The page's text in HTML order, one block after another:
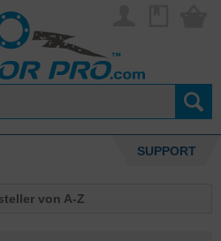
SUPPORT
von A-Z